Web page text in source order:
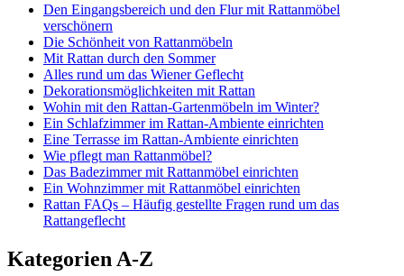
Den Eingangsbereich und den Flur mit Rattanmöbel
verschönern
Die Schönheit von Rattanmöbeln
Mit Rattan durch den Sommer
Alles rund um das Wiener Geflecht
Dekorationsmöglichkeiten mit Rattan
Wohin mit den Rattan-Gartenmöbeln im Winter?
Ein Schlafzimmer im Rattan-Ambiente einrichten
Eine Terrasse im Rattan-Ambiente einrichten
Wie pflegt man Rattanmöbel?
Das Badezimmer mit Rattanmöbel einrichten
Ein Wohnzimmer mit Rattanmöbel einrichten
Rattan FAQs – Häufig gestellte Fragen rund um das
Rattangeflecht
Kategorien A-Z